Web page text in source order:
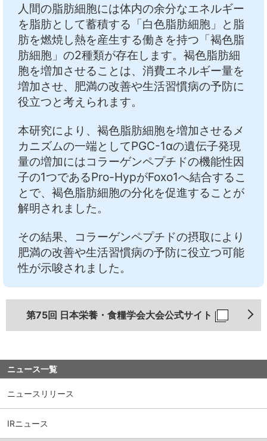
ニュース一覧
ニュースリリース
IRニュース
人間の脂肪細胞には体内の余分なエネルギー
を脂肪として蓄積する「白色脂肪細胞」と脂
肪を燃焼し熱を産生する働きを持つ「褐色脂
肪細胞」の2種類が存在します。褐色脂肪細
胞を増加させることは、消費エネルギー量を
増加させ、肥満の改善や生活習慣病の予防に
役立つと考えられます。
本研究により、褐色脂肪細胞を増加させるメ
カニズムの一端としてPGC-1αの遺伝子発現
量の増加にはコラーゲンペプチドの機能性因
子の1つであるPro-HypがFoxo1へ結合するこ
とで、褐色脂肪細胞の分化を促進することが
解明されました。
その結果、コラーゲンペプチドの摂取により
肥満の改善や生活習慣病の予防に役立つ可能
性が示唆されました。
第75回 日本栄養・食糧学会大会公式サイト